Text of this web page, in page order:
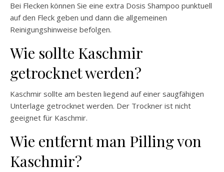
Bei Flecken können Sie eine extra Dosis Shampoo punktuell
auf den Fleck geben und dann die allgemeinen
Reinigungshinweise befolgen.
Wie sollte Kaschmir
getrocknet werden?
Kaschmir sollte am besten liegend auf einer saugfähigen
Unterlage getrocknet werden. Der Trockner ist nicht
geeignet für Kaschmir.
Wie entfernt man Pilling von
Kaschmir?